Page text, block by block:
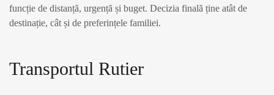
funcție de distanță, urgență și buget. Decizia finală ține atât de
destinație, cât și de preferințele familiei.
Transportul Rutier